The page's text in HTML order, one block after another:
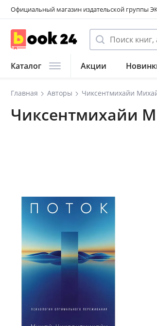
Официальный магазин издательской группы
Каталог Акции
Главная Авторы Чиксентмихайи
Чиксентмихайи